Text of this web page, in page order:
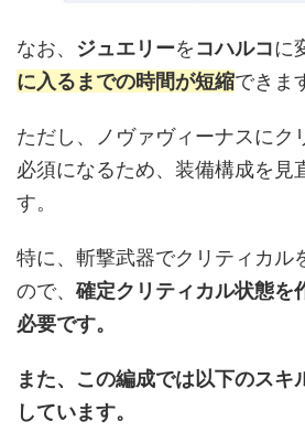
なお、 ジュエリーをコハルコに
に入るまでの時間が短縮できま
ただし、ノヴァヴィーナスにク
必須になるため、装備構成を見
す。
特に、斬撃武器でクリティカル
ので、確定クリティカル状態を
必要です。
また、この編成では以下のスキ
しています。